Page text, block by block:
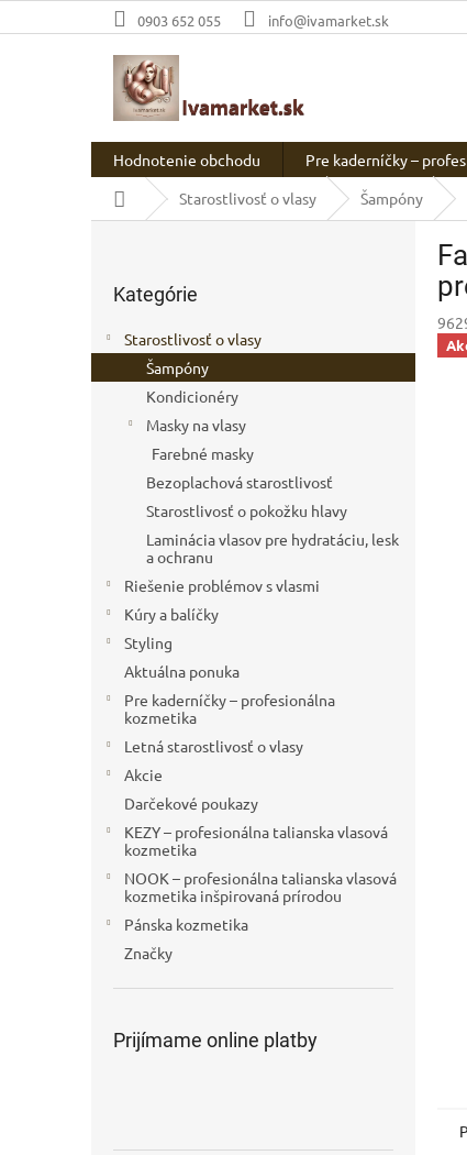
na
0903 652 055 info@ivamarket.sk
Hodnotenie obchodu Pre kaderníčky –
DomovStarostlivosť o vlasy Šampóny
p
a
kategórie
Kategórie
Starostlivosť o vlasy
Šampóny
Kondicionéry
Masky na vlasy
Farebné masky
Bezoplachová starostlivosť
Starostlivosť o pokožku hlavy
Laminácia vlasov pre hydratáciu, lesk
a ochranu
Riešenie problémov s vlasmi
Kúry a balíčky
Styling
Aktuálna ponuka
Pre kaderníčky – profesionálna
kozmetika
Letná starostlivosť o vlasy
Akcie
Darčekové poukazy
KEZY – profesionálna talianska vlasová
kozmetika
NOOK – profesionálna talianska vlasová
kozmetika inšpirovaná prírodou
Pánska kozmetika
Značky
Prijímame online platby